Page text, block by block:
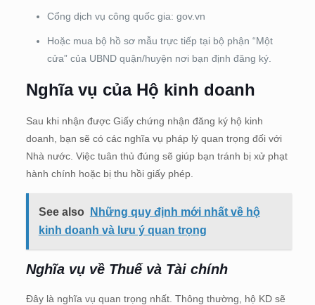
Cổng dịch vụ công quốc gia: gov.vn
Hoặc mua bộ hồ sơ mẫu trực tiếp tại bộ phận “Một
cửa” của UBND quận/huyện nơi bạn định đăng ký.
Nghĩa vụ của Hộ kinh doanh
Sau khi nhận được Giấy chứng nhận đăng ký hộ kinh
doanh, bạn sẽ có các nghĩa vụ pháp lý quan trọng đối với
Nhà nước. Việc tuân thủ đúng sẽ giúp bạn tránh bị xử phạt
hành chính hoặc bị thu hồi giấy phép.
See also
Những quy định mới nhất về hộ
kinh doanh và lưu ý quan trọng
Nghĩa vụ về Thuế và Tài chính
Đây là nghĩa vụ quan trọng nhất. Thông thường, hộ KD sẽ